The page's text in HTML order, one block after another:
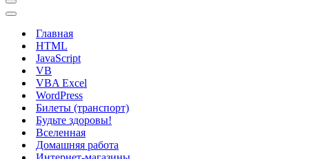
Меню
навигации
Меню
навигацииГлавная
HTML
JavaScript
VB
VBA Excel
WordPress
Билеты (транспорт)
Будьте здоровы!
Вселенная
Домашняя работа